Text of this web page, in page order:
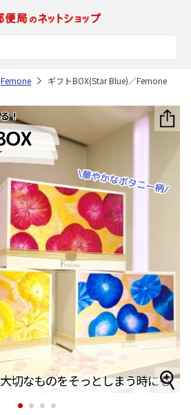
Femone ギフトBOX(Star Blue)／Femone
1 2 3 4